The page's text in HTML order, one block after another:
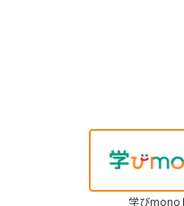
学びmono